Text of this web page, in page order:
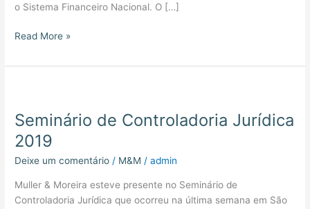
o Sistema Financeiro Nacional. O […]
Read More »
Seminário de Controladoria Jurídica
2019
Deixe um comentário / M&M /admin
Muller & Moreira esteve presente no Seminário de
Controladoria Jurídica que ocorreu na última semana em São
Controladoria
Jurídica
2019